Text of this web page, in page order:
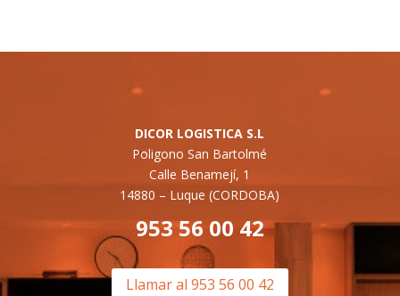
DICOR LOGISTICA S.L
Poligono San Bartolmé
Calle Benamejí, 1
14880 – Luque (CORDOBA)
953 56 00 42
Llamar al 953 56 00 42